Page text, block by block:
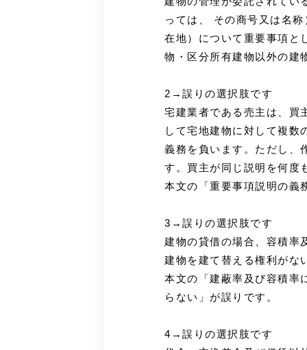
っては、 その商号又は名
在地）について重要事項と
物・区分所有建物以外の建
2→誤りの選択肢です
宅建業者である売主は、買
して宅地建物に対して複数
義務を負います。ただし、
す。買主が同じ説明を何度
本文の「重要事項説明の義
3→誤りの選択肢です
建物の貸借の場合、容積率
建物を建て替える権利がな
本文の「建蔽率及び容積率
らない」が誤りです。
4→誤りの選択肢です